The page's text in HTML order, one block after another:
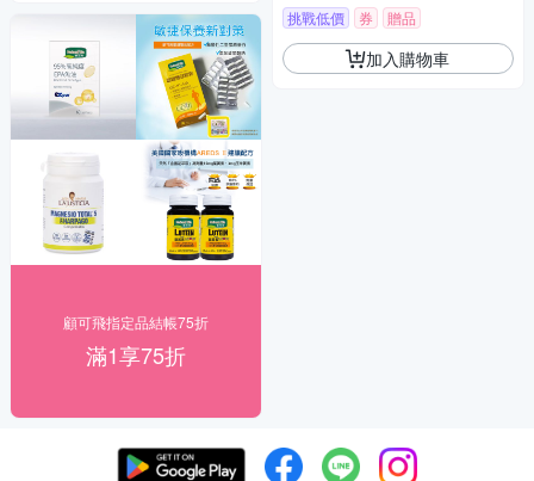
顧可飛指定品結帳75折
滿1享75折
挑戰低價 券 贈品
加入購物車